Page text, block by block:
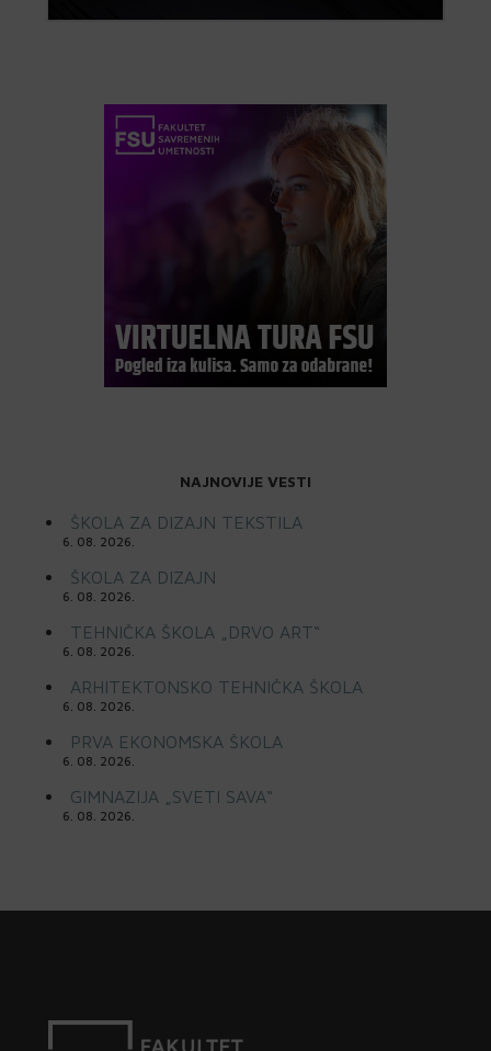
NAJNOVIJE VESTI
ŠKOLA ZA DIZAJN TEKSTILA
6. 08. 2026.
ŠKOLA ZA DIZAJN
6. 08. 2026.
TEHNIČKA ŠKOLA „DRVO ART“
6. 08. 2026.
ARHITEKTONSKO TEHNIČKA ŠKOLA
6. 08. 2026.
PRVA EKONOMSKA ŠKOLA
6. 08. 2026.
GIMNAZIJA „SVETI SAVA“
6. 08. 2026.